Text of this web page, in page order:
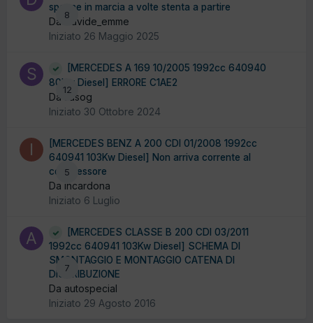
8
spegne in marcia a volte stenta a partire
Da Davide_emme
Iniziato 26 Maggio 2025
12
[MERCEDES A 169 10/2005 1992cc 640940
80Kw Diesel] ERRORE C1AE2
Da sasog
Iniziato 30 Ottobre 2024
5
[MERCEDES BENZ A 200 CDI 01/2008 1992cc
640941 103Kw Diesel] Non arriva corrente al
compressore
Da incardona
Iniziato 6 Luglio
7
[MERCEDES CLASSE B 200 CDI 03/2011
1992cc 640941 103Kw Diesel] SCHEMA DI
SMONTAGGIO E MONTAGGIO CATENA DI
DISTRIBUZIONE
Da autospecial
Iniziato 29 Agosto 2016